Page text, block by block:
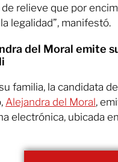
relieve que por
legalidad”, manifestó.
del Moral emite
familia, la candidata
Alejandra del Moral,
electrónica, ubicada